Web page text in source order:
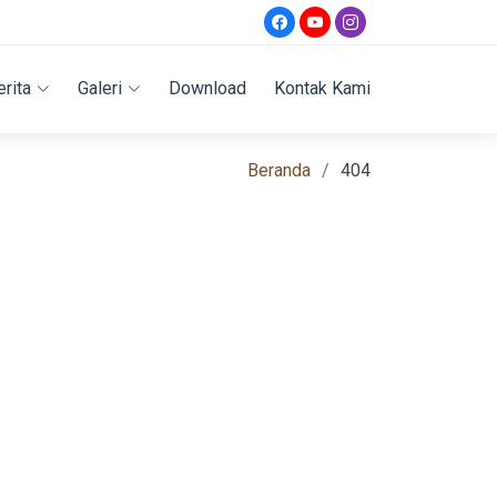
Galeri Download Kontak Kami
Beranda 404